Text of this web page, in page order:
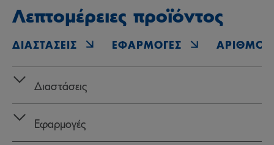
Λεπτομέρειες προϊόντος
ΔΙΑΣΤΆΣΕΙΣ ΕΦΑΡΜΟΓΈΣ ΑΡΙΘΜΟΊ
Διαστάσεις
Εφαρμογές